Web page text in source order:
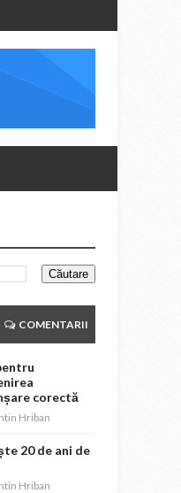
COMENTARII
corectă
Hriban
20 de ani de
Hriban